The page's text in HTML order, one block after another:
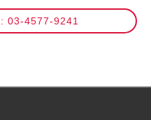
03-4577-9241